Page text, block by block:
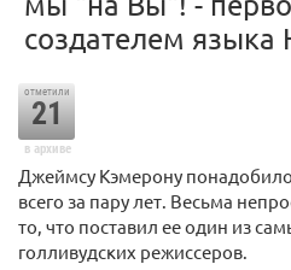
создателем языка
отметили
21
в архиве
Джеймсу Кэмерону
всего за пару лет. Весьма
то, что поставил ее один из
голливудских режиссеров.